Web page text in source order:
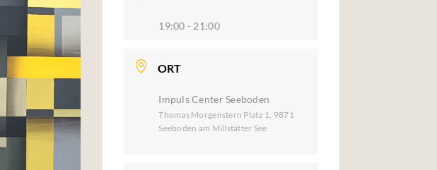
19:00 - 21:00
ORT
Impuls Center Seeboden
Thomas Morgenstern Platz 1, 9871
Seeboden am Millstätter See